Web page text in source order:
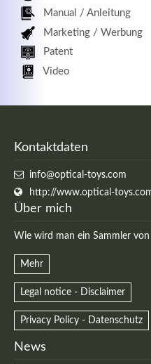
Manual / Anleitung
Marketing / Werbung
Patent
Video
Kontaktdaten
info@optical-toys.com
http://www.optical-
Über mich
Wie wird man ein Sammler
Mehr
Legal notice - Disclaimer
Privacy Policy - Datenschutz
News